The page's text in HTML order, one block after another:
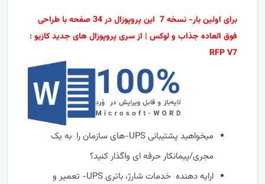
برای اولین بار- نسخه 7 این پروپوزال در 34 صفحه با طراحی
فوق العاده جذاب و لوکس | از سری پروپوزال های جدید کازیو :
RFP V7
میخواهید پشتیبانی UPS-های سازمان را به یک
مجری/پیمانکار حرفه ای واگذار کنید؟
ارایه دهنده خدمات شارژ، باتری UPS- تعمیر و